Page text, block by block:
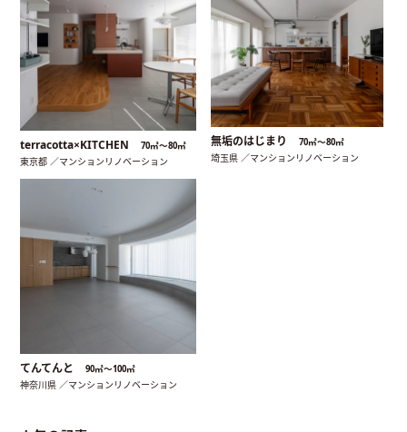
terracotta×KITCHEN 70㎡〜80㎡
東京都 ／マンションリノベーション
無垢のはじまり 70㎡〜80㎡
埼玉県 ／マンションリノベーション
てんてんと 90㎡〜100㎡
神奈川県 ／マンションリノベーション